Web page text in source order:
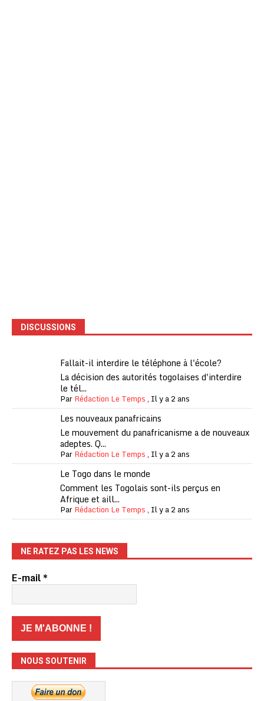
DISCUSSIONS
Fallait-il interdire le téléphone à l'école?
La décision des autorités togolaises d'interdire
le tél...
ParRédaction Le Temps, Il y a 2 ans
Les nouveaux panafricains
Le mouvement du panafricanisme a de nouveaux
adeptes. Q...
ParRédaction Le Temps, Il y a 2 ans
Le Togo dans le monde
Comment les Togolais sont-ils perçus en
Afrique et aill...
ParRédaction Le Temps, Il y a 2 ans
NE RATEZ PAS LES NEWS
E-mail*
NOUS SOUTENIR